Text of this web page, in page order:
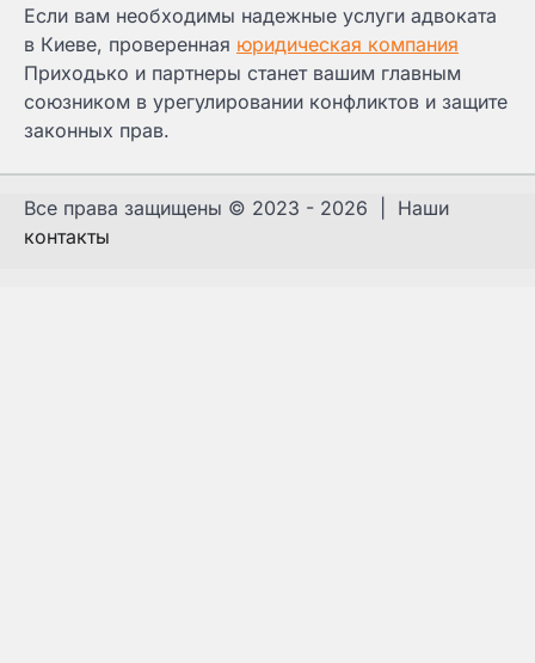
Если вам необходимы надежные услуги адвоката
в Киеве, проверенная юридическая компания
Приходько и партнеры станет вашим главным
союзником в урегулировании конфликтов и защите
законных прав.
Все права защищены © 2023 - 2026 | Наши
контакты